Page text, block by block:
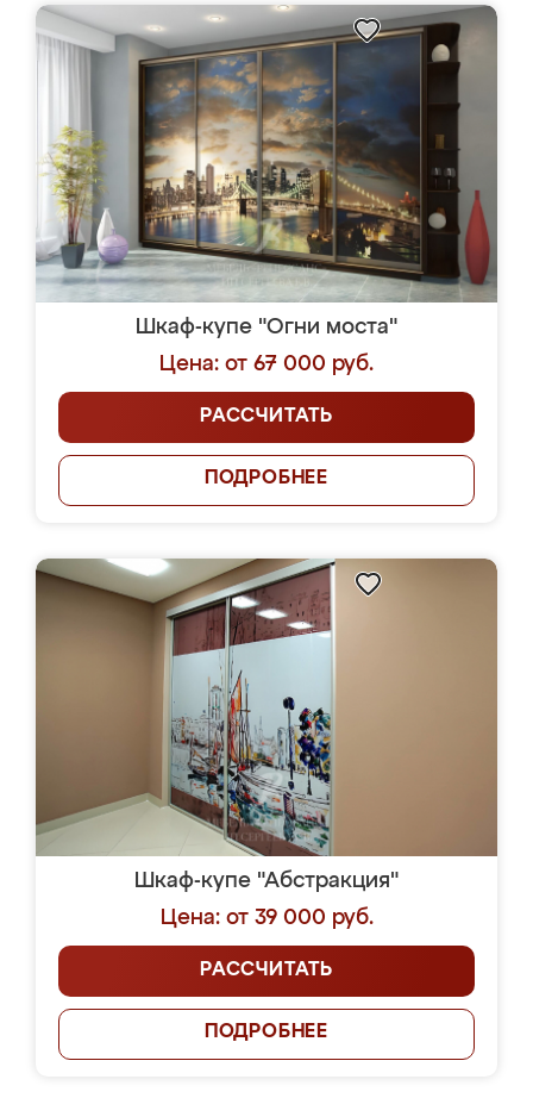
Шкаф-купе "Огни моста"
Цена: от 67 000 руб.
РАССЧИТАТЬ
ПОДРОБНЕЕ
Шкаф-купе "Абстракция"
Цена: от 39 000 руб.
РАССЧИТАТЬ
ПОДРОБНЕЕ